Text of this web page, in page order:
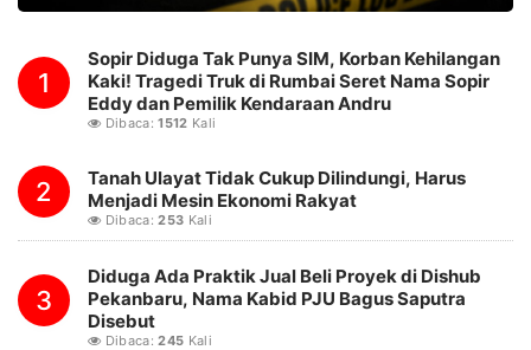
1
Sopir Diduga Tak Punya SIM, Korban Kehilangan
Kaki! Tragedi Truk di Rumbai Seret Nama Sopir
Eddy dan Pemilik Kendaraan Andru
Dibaca:1512 Kali
2
Tanah Ulayat Tidak Cukup Dilindungi, Harus
Menjadi Mesin Ekonomi Rakyat
Dibaca:253 Kali
3
Diduga Ada Praktik Jual Beli Proyek di Dishub
Pekanbaru, Nama Kabid PJU Bagus Saputra
Disebut
Dibaca:245 Kali